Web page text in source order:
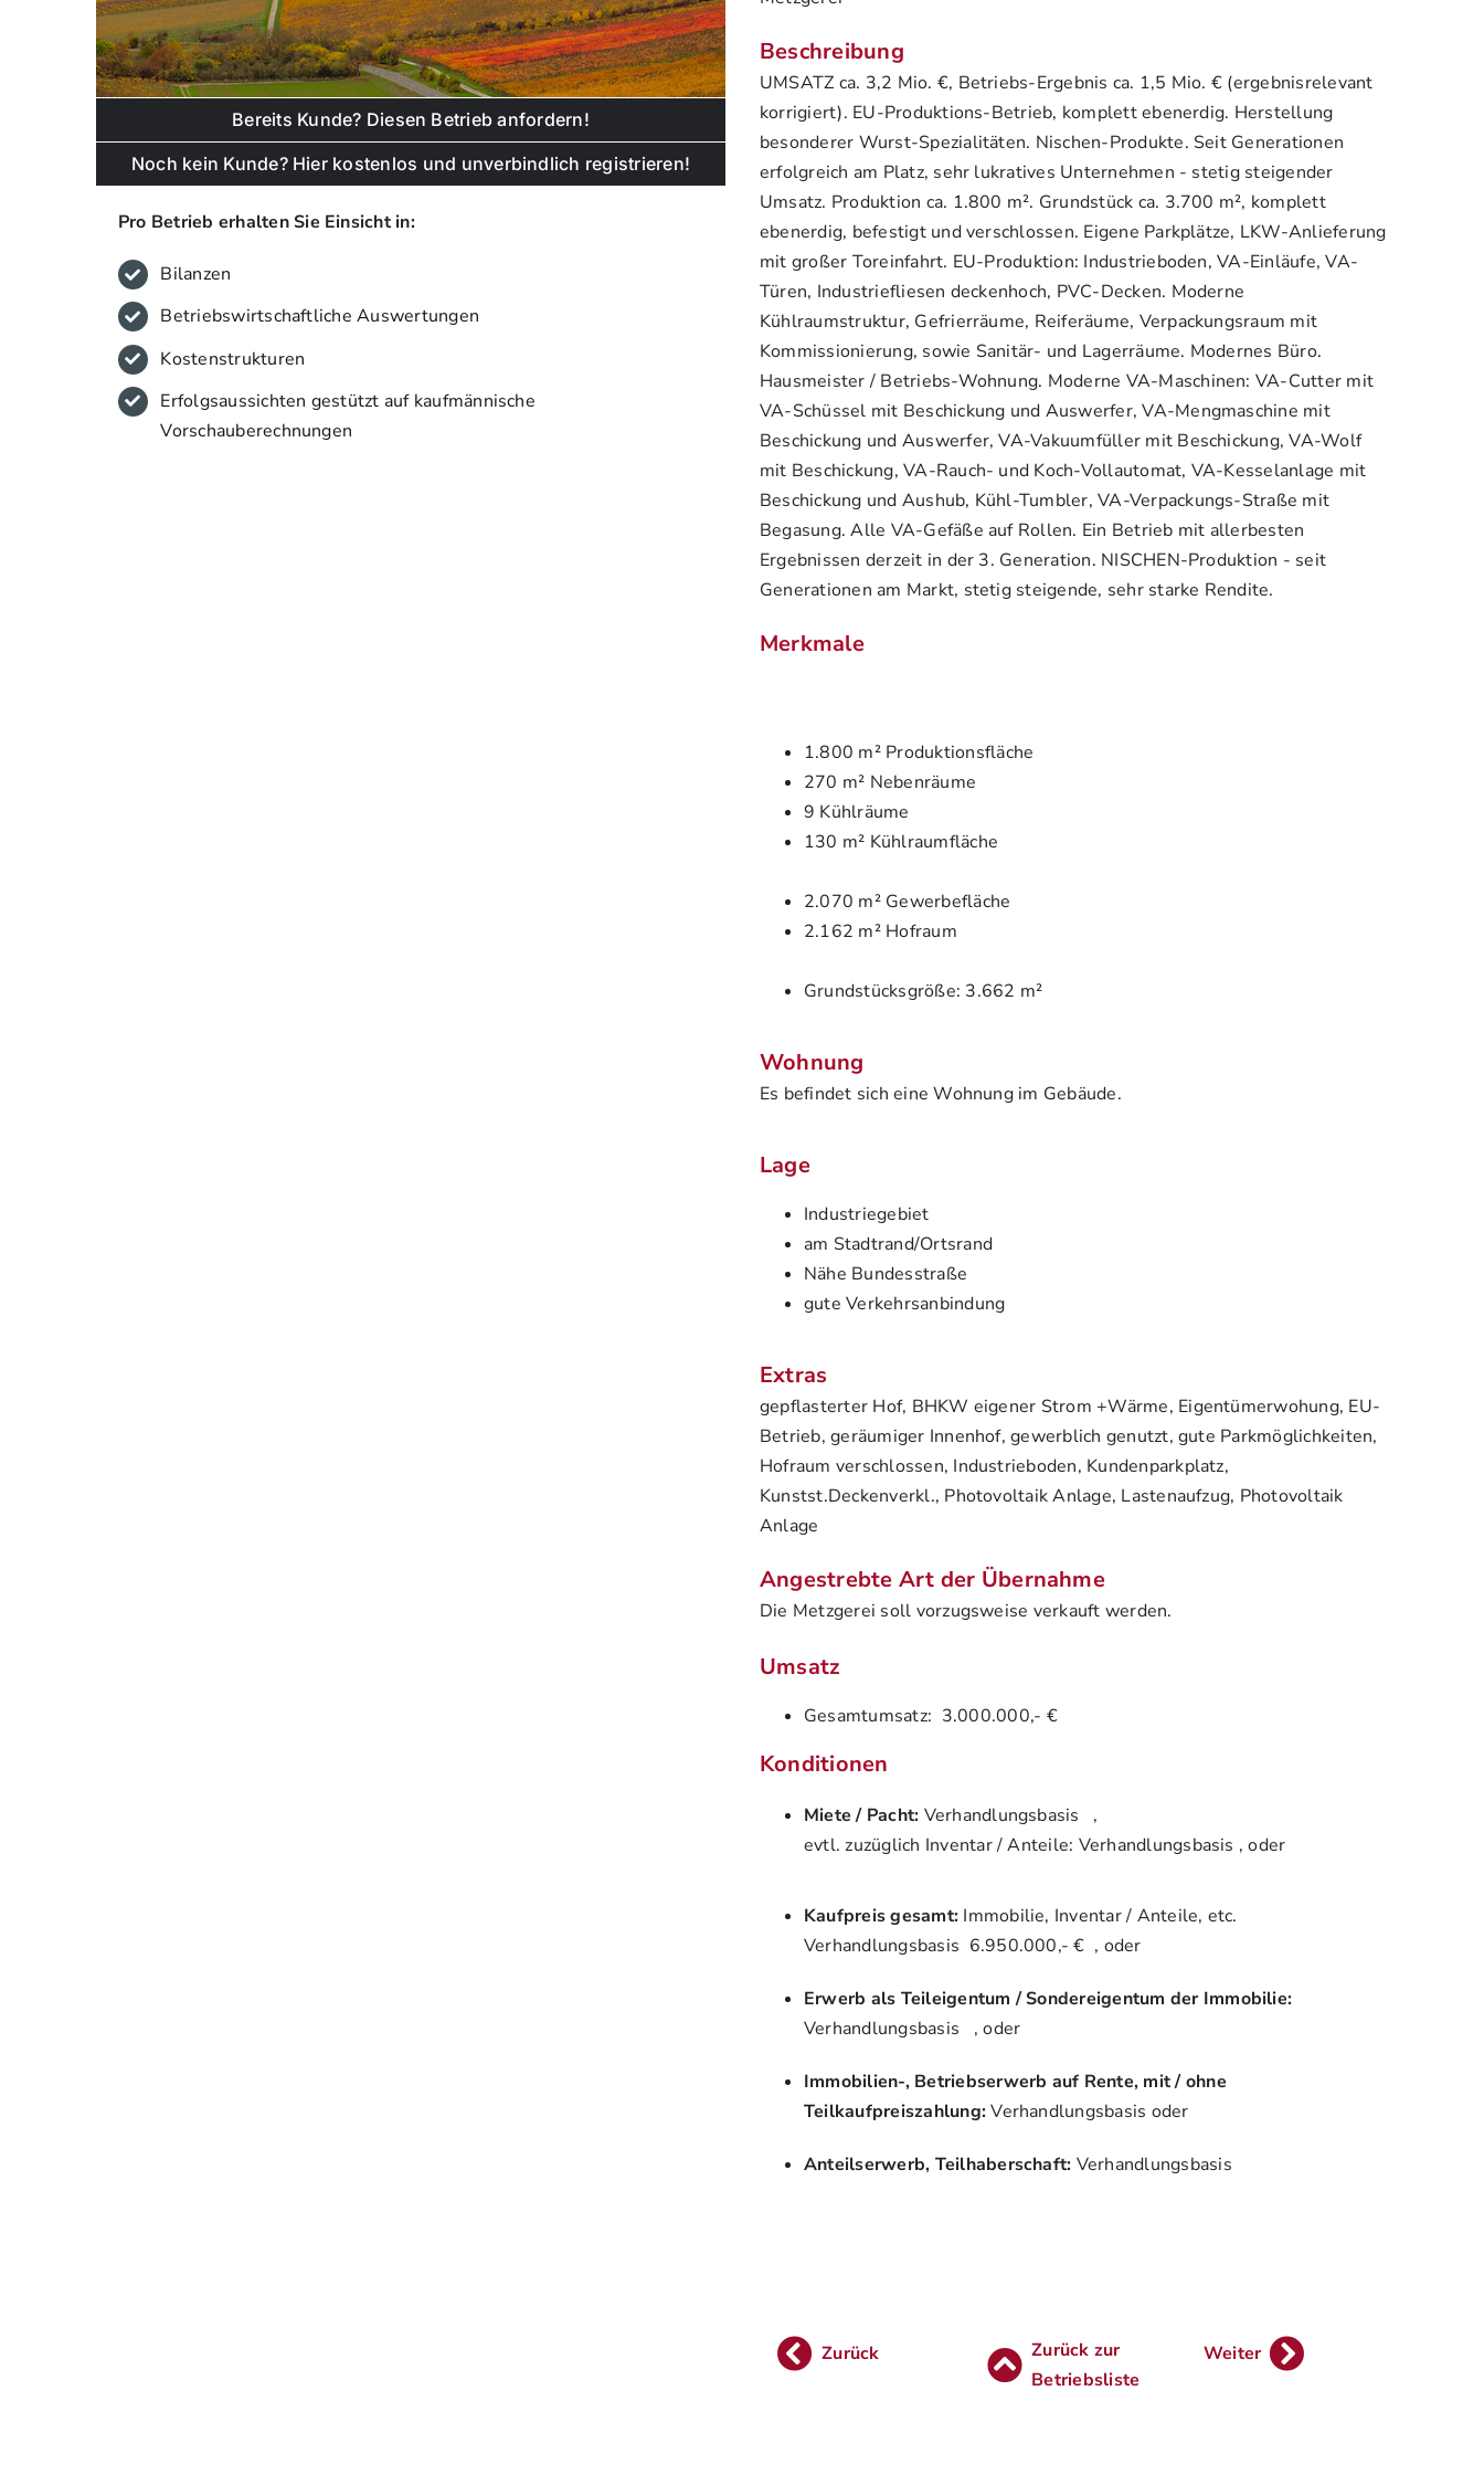
Bereits Kunde? Diesen Betrieb anfordern!
Noch kein Kunde? Hier kostenlos und unverbindlich registrieren!
Pro Betrieb erhalten Sie Einsicht in:
Bilanzen
Betriebswirtschaftliche Auswertungen
Kostenstrukturen
Erfolgsaussichten gestützt auf kaufmännische
Vorschauberechnungen
Beschreibung
UMSATZ ca. 3,2 Mio. €, Betriebs-Ergebnis ca. 1,5 Mio. € (ergebnisrelevant
korrigiert). EU-Produktions-Betrieb, komplett ebenerdig. Herstellung
besonderer Wurst-Spezialitäten. Nischen-Produkte. Seit Generationen
erfolgreich am Platz, sehr lukratives Unternehmen - stetig steigender
Umsatz. Produktion ca. 1.800 m². Grundstück ca. 3.700 m², komplett
ebenerdig, befestigt und verschlossen. Eigene Parkplätze, LKW-Anlieferung
mit großer Toreinfahrt. EU-Produktion: Industrieboden, VA-Einläufe, VA-
Türen, Industriefliesen deckenhoch, PVC-Decken. Moderne
Kühlraumstruktur, Gefrierräume, Reiferäume, Verpackungsraum mit
Kommissionierung, sowie Sanitär- und Lagerräume. Modernes Büro.
Hausmeister / Betriebs-Wohnung. Moderne VA-Maschinen: VA-Cutter mit
VA-Schüssel mit Beschickung und Auswerfer, VA-Mengmaschine mit
Beschickung und Auswerfer, VA-Vakuumfüller mit Beschickung, VA-Wolf
mit Beschickung, VA-Rauch- und Koch-Vollautomat, VA-Kesselanlage mit
Beschickung und Aushub, Kühl-Tumbler, VA-Verpackungs-Straße mit
Begasung. Alle VA-Gefäße auf Rollen. Ein Betrieb mit allerbesten
Ergebnissen derzeit in der 3. Generation. NISCHEN-Produktion - seit
Generationen am Markt, stetig steigende, sehr starke Rendite.
Merkmale
1.800 m² Produktionsfläche
270 m² Nebenräume
9 Kühlräume
130 m² Kühlraumfläche
2.070 m² Gewerbefläche
2.162 m² Hofraum
Grundstücksgröße: 3.662 m²
Wohnung
Es befindet sich eine Wohnung im Gebäude.
Lage
Industriegebiet
am Stadtrand/Ortsrand
Nähe Bundesstraße
gute Verkehrsanbindung
Extras
gepflasterter Hof, BHKW eigener Strom +Wärme, Eigentümerwohung, EU-
Betrieb, geräumiger Innenhof, gewerblich genutzt, gute Parkmöglichkeiten,
Hofraum verschlossen, Industrieboden, Kundenparkplatz,
Kunstst.Deckenverkl., Photovoltaik Anlage, Lastenaufzug, Photovoltaik
Anlage
Angestrebte Art der Übernahme
Die Metzgerei soll vorzugsweise verkauft werden.
Umsatz
Gesamtumsatz: 3.000.000,- €
Konditionen
Miete / Pacht: Verhandlungsbasis ,
evtl. zuzüglich Inventar / Anteile: Verhandlungsbasis , oder
Kaufpreis gesamt: Immobilie, Inventar / Anteile, etc.
Verhandlungsbasis 6.950.000,- € , oder
Erwerb als Teileigentum / Sondereigentum der Immobilie:
Verhandlungsbasis , oder
Immobilien-, Betriebserwerb auf Rente, mit / ohne
Teilkaufpreiszahlung:Verhandlungsbasis oder
Anteilserwerb, Teilhaberschaft: Verhandlungsbasis
Zurück
Zurück zur
Betriebsliste
Weiter